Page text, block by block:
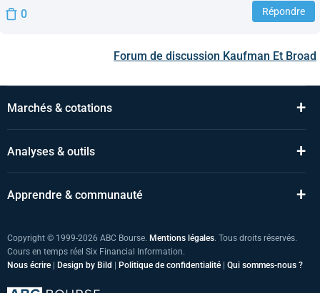
0 Répondre
Forum de discussion Kaufman Et Broad
Marchés & cotations +
Analyses & outils +
Apprendre & communauté +
Copyright © 1999-2026 ABC Bourse. Mentions légales. Tous droits réservés.
Cours en temps réel Six Financial Information.
Nous écrire
Design by Bild Politique de confidentialité Qui sommes-nous ?